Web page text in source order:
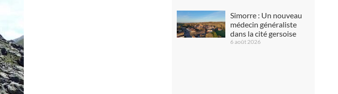
Simorre : Un nouveau
médecin généraliste
dans la cité gersoise
6 août 2026